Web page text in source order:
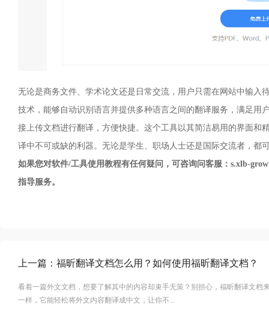
无论是商务文件、学术论文还是日常交流，用户只需在网站中输
技术，能够自动识别语言并提供多种语言之间的翻译服务，满足
接上传文档进行翻译，方便快捷。这个工具以其简洁易用的界面
译中不可或缺的利器。无论是学生、职场人士还是国际交流者，
如果您对软件/工具使用教程有任何疑问，可咨询问客服：s.xlb-
指导服务。
上一篇： 福昕翻译文档怎么用？如何使用福昕翻译文档？
看着一篇外文文档，想要了解其中的内容却束手无策？别担心，福昕翻译文档
一样，它能轻松将外文内容翻译成中文，让你不...